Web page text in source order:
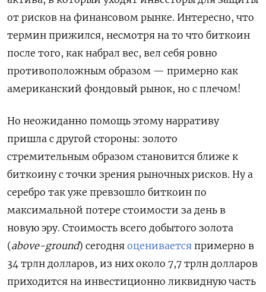
от рисков на финансовом рынке. Интересно, что
термин прижился, несмотря на то что биткоин
после того, как набрал вес, вел себя ровно
противоположным образом — примерно как
американский фондовый рынок, но с плечом!
Но неожиданно помощь этому нарративу
пришла с другой стороны: золото
стремительным образом становится ближе к
биткоину с точки зрения рыночных рисков. Ну а
серебро так уже превзошло биткоин по
максимальной потере стоимости за день в
новую эру. Стоимость всего добытого золота
(above-ground) сегодня оценивается примерно в
34 трлн долларов, из них около 7,7 трлн долларов
приходится на инвестиционно ликвидную часть